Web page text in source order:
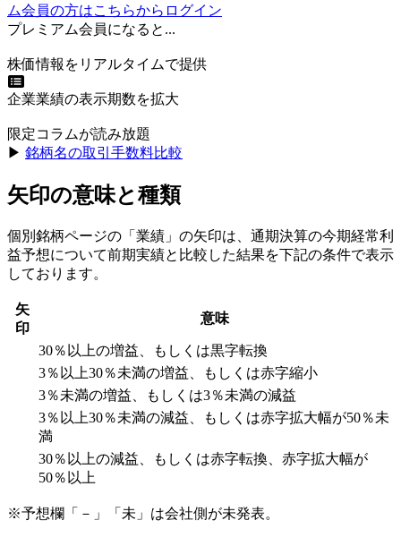
ム会員の方はこちらからログイン
プレミアム会員になると...
株価情報をリアルタイムで提供
企業業績の表示期数を拡大
限定コラムが読み放題
▶︎ 銘柄名の取引手数料比較
矢印の意味と種類
個別銘柄ページの「業績」の矢印は、通期決算の今期経常利
益予想について前期実績と比較した結果を下記の条件で表示
しております。
矢
印
意味
30％以上の増益、もしくは黒字転換
3％以上30％未満の増益、もしくは赤字縮小
3％未満の増益、もしくは3％未満の減益
3％以上30％未満の減益、もしくは赤字拡大幅が50％未
満
30％以上の減益、もしくは赤字転換、赤字拡大幅が
50％以上
※予想欄「－」「未」は会社側が未発表。